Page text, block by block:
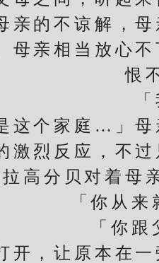
的不谅解，母
母亲相当放心
恨
「我
个家庭…」母
激烈反应，不过
分贝对着母亲
「你从来
「你跟
，让原本在一